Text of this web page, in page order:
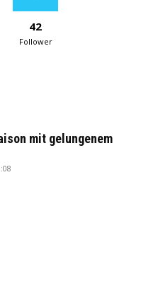
42
Follower
mit gelungenem